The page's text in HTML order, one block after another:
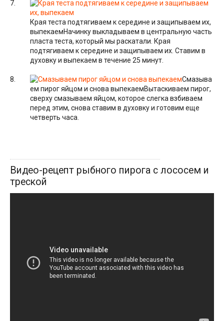
Края теста подтягиваем к середине и защипываем их,
выпекаемНачинку выкладываем в центральную часть
пласта теста, который мы раскатали. Края
подтягиваем к середине и защипываем их. Ставим в
духовку и выпекаем в течение 25 минут.
Смазыва
ем пирог яйцом и снова выпекаемВытаскиваем пирог,
сверху смазываем яйцом, которое слегка взбиваем
перед этим, снова ставим в духовку и готовим еще
четверть часа.
Видео-рецепт рыбного пирога с лососем и
треской